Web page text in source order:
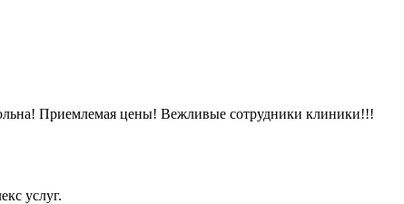
Приемлемая цены! Вежливые сотрудники клиники!!!
услуг.